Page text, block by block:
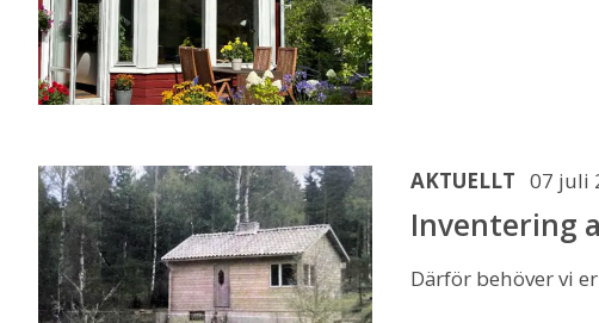
AKTUELLT 07 juli
Inventering
Därför behöver vi